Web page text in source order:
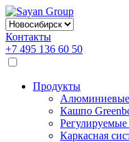
Контакты
+7 495 136 60 50
Продукты
Кашпо
Каркасная